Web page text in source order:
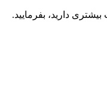
دارید، بفرمایید.